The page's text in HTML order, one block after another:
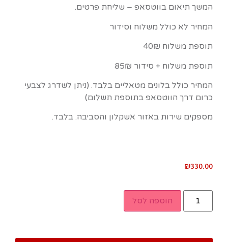
המשך תיאום בווטסאפ – שליחת פרטים.
המחיר לא כולל משלוח וסידור
תוספת משלוח 40₪
תוספת משלוח + סידור 85₪
המחיר כולל בלונים מטאליים בלבד. (ניתן לשדרג לצבעי
כרום דרך הווטסאפ בתוספת תשלום)
מספקים שירות באזור אשקלון והסביבה. בלבד.
₪330.00
הוספה לסל